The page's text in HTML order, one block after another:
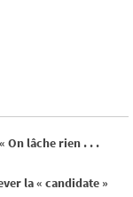
On lâche rien . . .
la « candidate »